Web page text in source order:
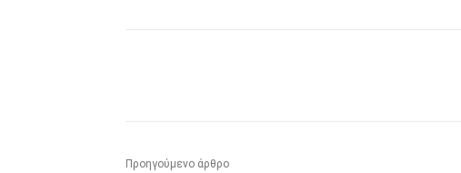
Προηγούμενο άρθρο